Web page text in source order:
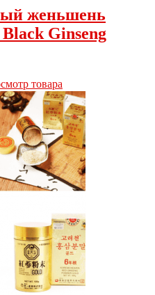
женьшень
Ginseng
товара